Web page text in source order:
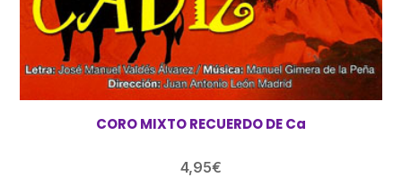
CORO MIXTO RECUERDO DE Ca
4,95€